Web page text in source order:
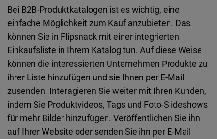
Bei B2B-Produktkatalogen ist es wichtig, eine
einfache Möglichkeit zum Kauf anzubieten. Das
können Sie in Flipsnack mit einer integrierten
Einkaufsliste in Ihrem Katalog tun. Auf diese Weise
können die interessierten Unternehmen Produkte zu
ihrer Liste hinzufügen und sie Ihnen per E-Mail
zusenden. Interagieren Sie weiter mit Ihren Kunden,
indem Sie Produktvideos, Tags und Foto-Slideshows
für mehr Bilder hinzufügen. Veröffentlichen Sie ihn
auf Ihrer Website oder senden Sie ihn per E-Mail